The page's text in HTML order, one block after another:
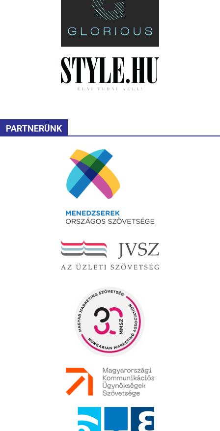
PARTNERÜNK